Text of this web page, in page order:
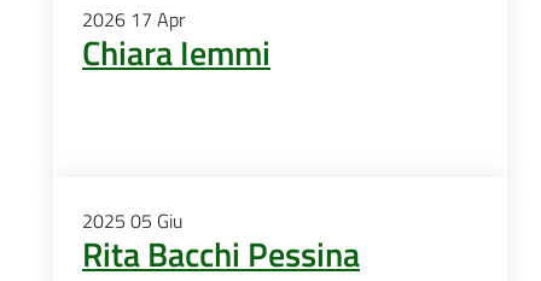
2026 17 Apr
Chiara Iemmi
2025 05 Giu
Rita Bacchi Pessina